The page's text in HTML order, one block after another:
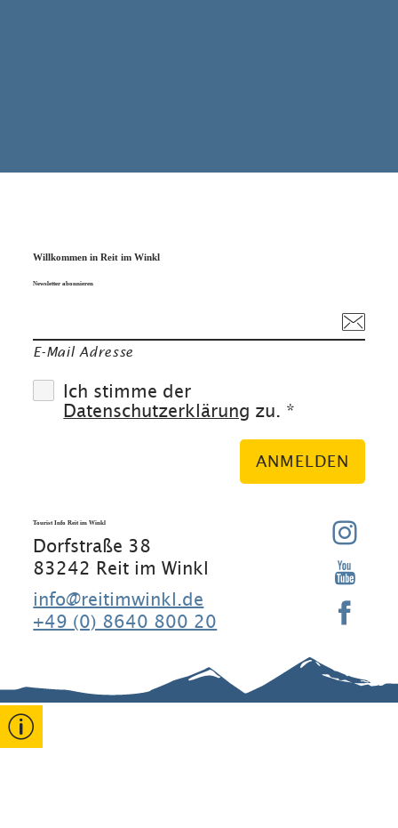
Willkommen in Reit im Winkl
Newsletter abonnieren
E-Mail Adresse
Ich stimme der
Datenschutzerklärung zu. *
ANMELDEN
Tourist Info Reit im Winkl
Dorfstraße 38
83242 Reit im Winkl
info@reitimwinkl.de
+49 (0) 8640 800 20
Gut zu wissen
Kontakt